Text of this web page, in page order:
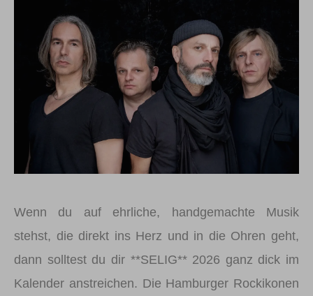
Wenn du auf ehrliche, handgemachte Musik
stehst, die direkt ins Herz und in die Ohren geht,
dann solltest du dir **SELIG** 2026 ganz dick im
Kalender anstreichen. Die Hamburger Rockikonen